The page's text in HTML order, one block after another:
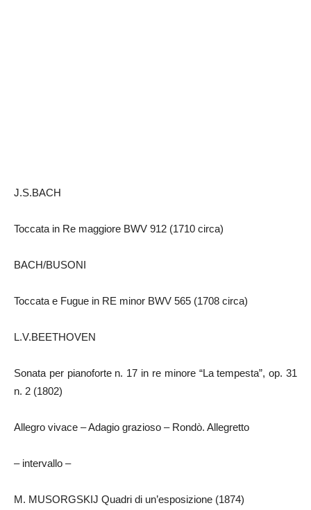
J.S.BACH
Toccata in Re maggiore BWV 912 (1710 circa)
BACH/BUSONI
Toccata e Fugue in RE minor BWV 565 (1708 circa)
L.V.BEETHOVEN
Sonata per pianoforte n. 17 in re minore “La tempesta”, op. 31
n. 2 (1802)
Allegro vivace – Adagio grazioso – Rondò. Allegretto
– intervallo –
M. MUSORGSKIJ Quadri di un’esposizione (1874)